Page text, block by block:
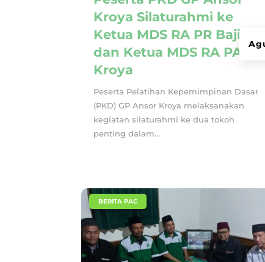
Kroya Silaturahmi ke
Ketua MDS RA PR Bajing
dan Ketua MDS RA PAC
Kroya
Peserta Pelatihan Kepemimpinan Dasar
(PKD) GP Ansor Kroya melaksanakan
kegiatan silaturahmi ke dua tokoh
penting dalam...
BERITA PAC